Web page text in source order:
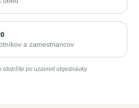
a zamestnancov
obdržíte po uzavretí objednávky.